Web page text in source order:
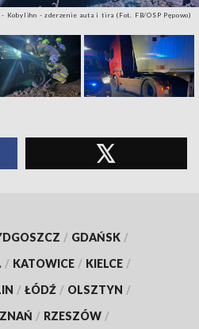
Kobylihn - zderzenie auta i tira (Fot. FB/OSP Pępowo)
/ GDAŃSK /
/ KATOWICE / KIELCE /
/ ŁÓDŹ / OLSZTYN /
/ RZESZÓW /